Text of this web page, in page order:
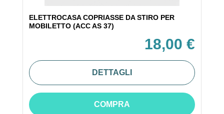
ELETTROCASA COPRIASSE DA STIRO PER
MOBILETTO (ACC AS 37)
18,00 €
DETTAGLI
COMPRA